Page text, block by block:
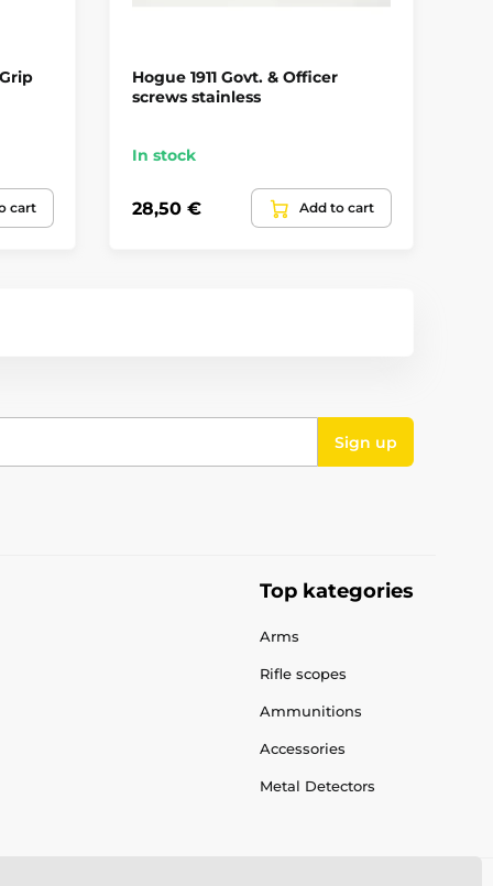
cart
Hogue 1911 Govt. & Officer
screws stainless
In stock
28,50 € Add to cart
Sign up
Top kategories
Arms
Rifle scopes
Ammunitions
Accessories
Metal Detectors